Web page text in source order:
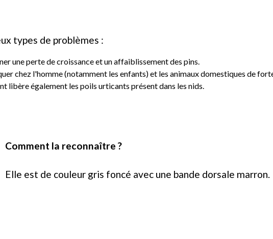
types de problèmes :
une perte de croissance et un affaiblissement des pins.
chez l'homme (notamment les enfants) et les animaux domestiques de
libère également les poils urticants présent dans les nids.
Comment la reconnaître ?
Elle est de couleur gris foncé avec une bande dorsale marron.